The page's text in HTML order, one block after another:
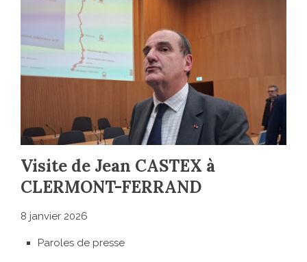
Visite de Jean CASTEX à
CLERMONT-FERRAND
8 janvier 2026
Paroles de presse